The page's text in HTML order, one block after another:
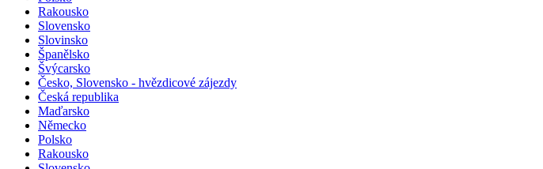
Rakousko
Slovensko
Slovinsko
Španělsko
Švýcarsko
Česko, Slovensko - hvězdicové zájezdy
Česká republika
Maďarsko
Německo
Polsko
Rakousko